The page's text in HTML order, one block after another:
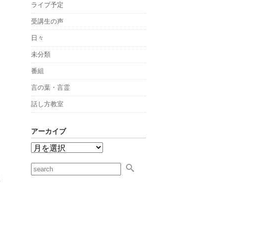
ライブ予定
受講生の声
日々
未分類
番組
言の葉・言霊
話し方教室
アーカイブ